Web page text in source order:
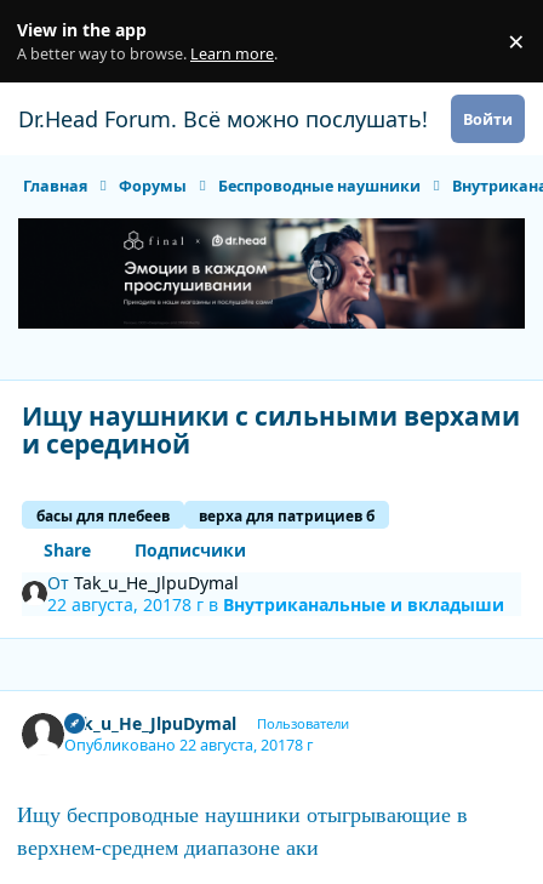
View in the app
A better way to browse. Learn more. ×
Dr.Head Forum. Всё можно послушать! Войти
Главная Форумы Беспроводные наушники
Ищу наушники с сильными верхами
и серединой
басы для плебеев верха для патрициев б
Share
Подписчики
ОтTak_u_He_JlpuDymal
22 августа, 20178 г в Внутриканальные и вкладыши
Tak_u_He_JlpuDymal Пользователи
Опубликовано22 августа, 20178 г
Ищу беспроводные наушники отыгрывающие в
верхнем-среднем диапазоне аки